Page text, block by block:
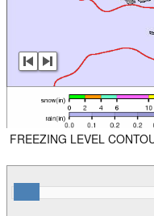
FREEZING LEVEL